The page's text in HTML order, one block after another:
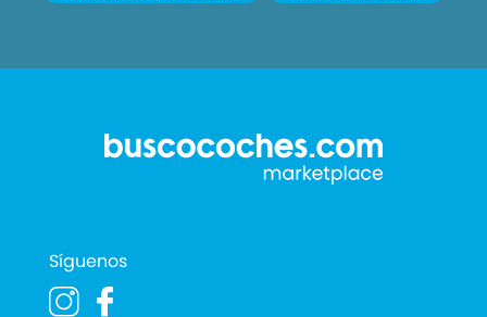
Síguenos